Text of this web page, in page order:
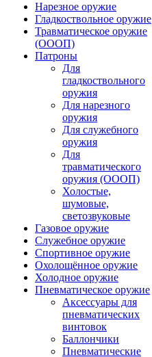
Нарезное оружие
Гладкоствольное оружие
Травматическое оружие
(ОООП)
Патроны
Для
гладкоствольного
оружия
Для нарезного
оружия
Для служебного
оружия
Для
травматического
оружия (ОООП)
Холостые,
шумовые,
светозвуковые
Газовое оружие
Служебное оружие
Спортивное оружие
Охолощённое оружие
Холодное оружие
Пневматическое оружие
Аксессуары для
пневматических
винтовок
Баллончики
Пневматические